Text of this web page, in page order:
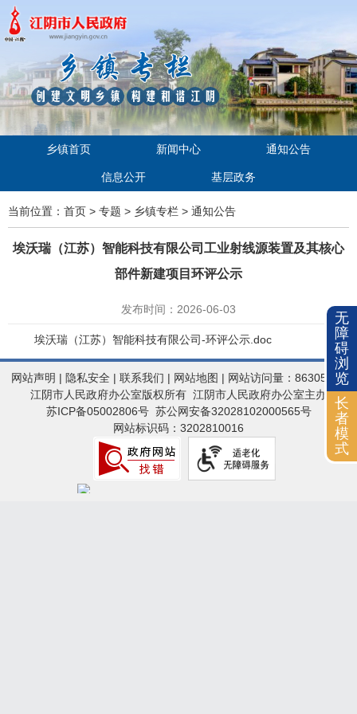
乡镇首页 新闻中心 通知公告
信息公开 基层政务
当前位置： 首页 > 专题 > 乡镇专栏 > 通知公告
埃沃瑞（江苏）智能科技有限公司工业射线源装置及其核心
部件新建项目环评公示
发布时间：2026-06-03
埃沃瑞（江苏）智能科技有限公司-环评公示.doc
网站声明 | 隐私安全 | 联系我们 | 网站地图 | 网站访问量：86305011
江阴市人民政府办公室版权所有 江阴市人民政府办公室主办
苏ICP备05002806号 苏公网安备32028102000565号
网站标识码：3202810016
无
障
碍
浏
览
长
者
模
式